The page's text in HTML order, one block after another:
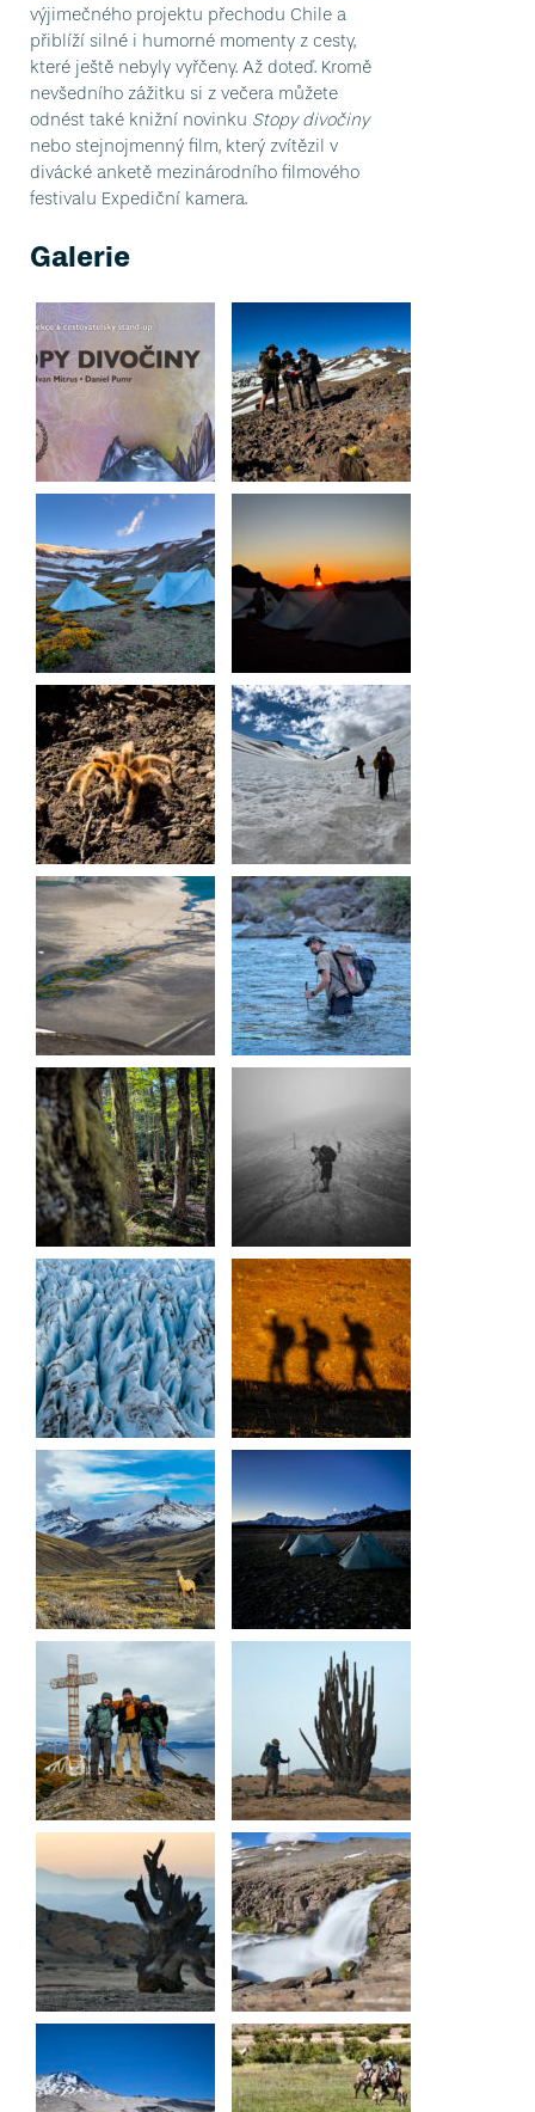
výjimečného projektu přechodu Chile a
přiblíží silné i humorné momenty z cesty,
které ještě nebyly vyřčeny. Až doteď. Kromě
nevšedního zážitku si z večera můžete
odnést také knižní novinku Stopy divočiny
nebo stejnojmenný film, který zvítězil v
divácké anketě mezinárodního filmového
festivalu Expediční kamera.
Galerie